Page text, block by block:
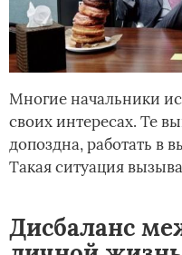
Многие начальники
своих интересах. Те
допоздна, работать в
Такая ситуация
Дисбаланс